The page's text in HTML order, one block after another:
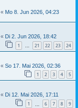
« Mo 8. Jun 2026, 04:23
« Di 2. Jun 2026, 18:42
1 … 21 22 23 24
« So 17. Mai 2026, 02:36
1 2 3 4 5
« Di 12. Mai 2026, 17:11
1 6 7 8 9